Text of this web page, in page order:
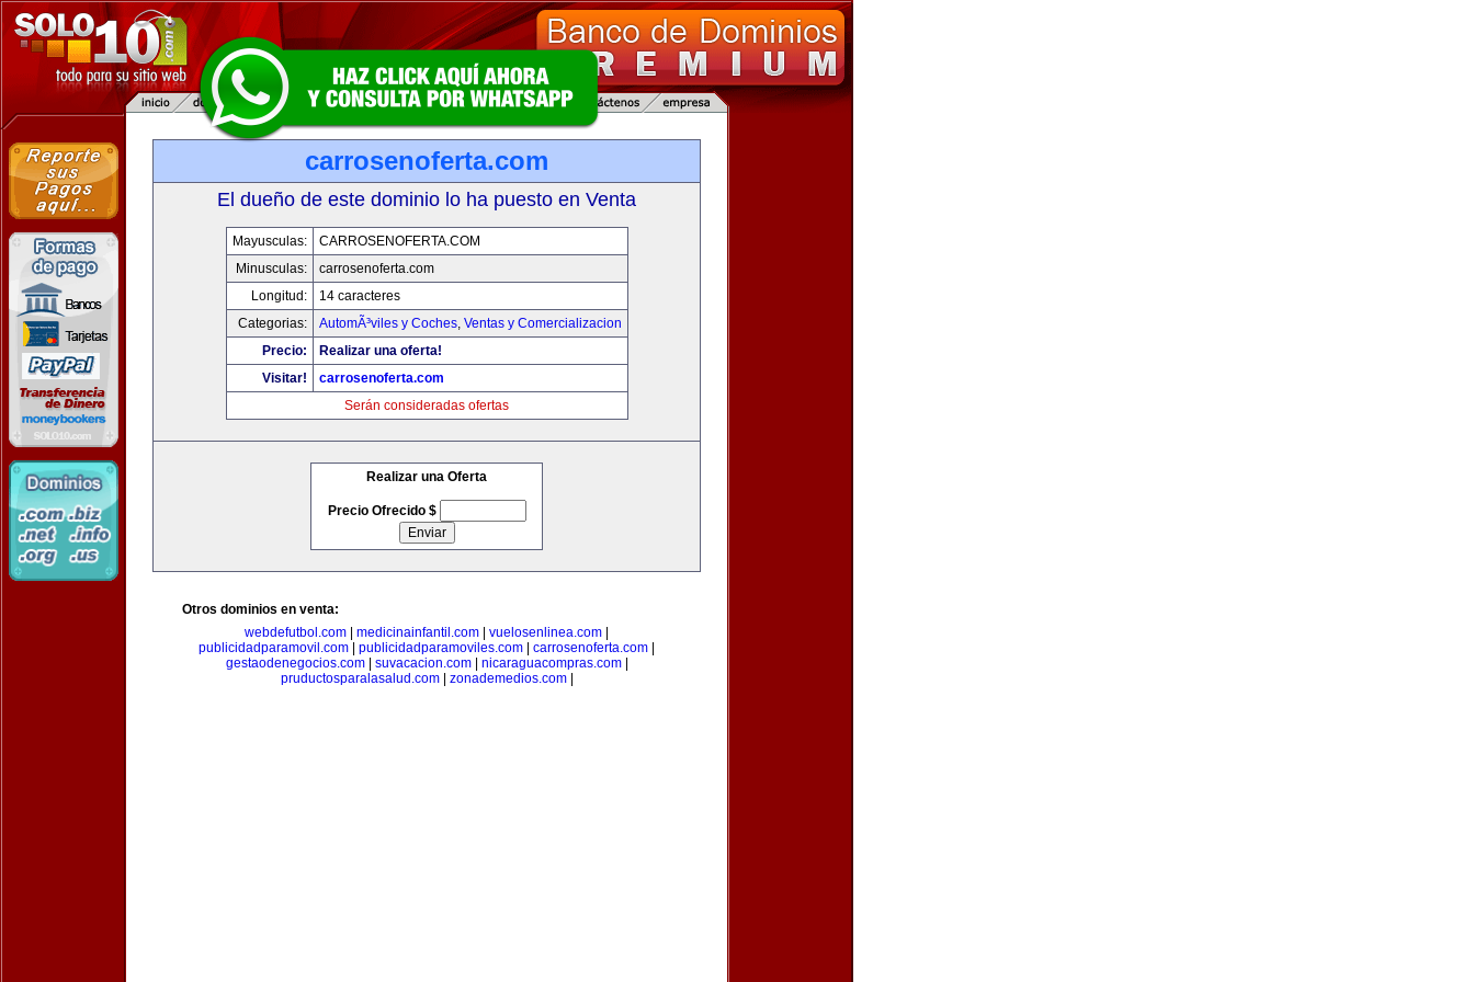
carrosenoferta.com
El dueño de este dominio lo ha puesto en Venta
Mayusculas:
CARROSENOFERTA.COM
Minusculas:
carrosenoferta.com
Longitud:
14 caracteres
Categorias:
AutomÃ³viles y Coches, Ventas y Comercializacion
Precio:
Realizar una oferta!
Visitar!
carrosenoferta.com
Serán consideradas ofertas
Realizar una Oferta
Precio Ofrecido $
Otros dominios en venta:
webdefutbol.com
medicinainfantil.com vuelosenlinea.com
publicidadparamovil.com
publicidadparamoviles.com carrosenoferta.com
gestaodenegocios.com| suvacacion.com| nicaraguacompras.com|
pruductosparalasalud.com| zonademedios.com|